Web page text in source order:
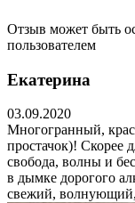
Отзыв может быть
пользователем
Екатерина
03.09.2020
Многогранный,
простачок)! Скорее
свобода, волны и
в дымке дорогого
свежий,